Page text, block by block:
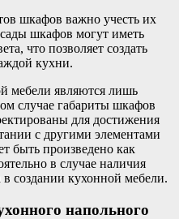
шкафов важно учесть их
шкафов могут иметь
что позволяет создать
кухни.
мебели являются лишь
случае габариты шкафов
для достижения
с другими элементами
быть произведено как
в случае наличия
создании кухонной мебели.
напольного